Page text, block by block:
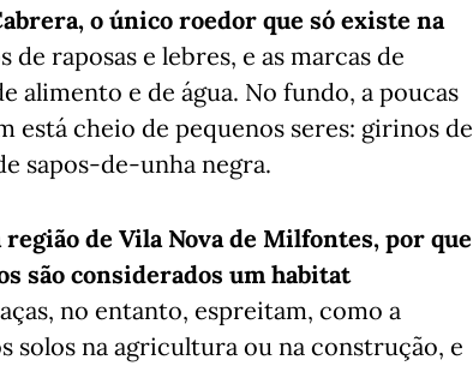
o único roedor que só existe na
de raposas e lebres, e as marcas de
alimento e de água. No fundo, a poucas
está cheio de pequenos seres: girinos de
sapos-de-unha negra.
de Vila Nova de Milfontes, por que
são considerados um habitat
no entanto, espreitam, como a
solos na agricultura ou na construção, e